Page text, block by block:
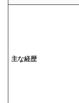
主な経歴